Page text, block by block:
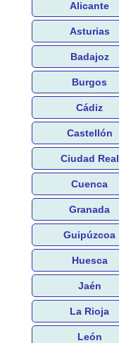
Alicante
Asturias
Badajoz
Burgos
Cádiz
Castellón
Ciudad Real
Cuenca
Granada
Guipúzcoa
Huesca
Jaén
La Rioja
León